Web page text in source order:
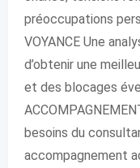
préoccupations
VOYANCE Une
d’obtenir une
et des blocages
besoins du
accompagnement